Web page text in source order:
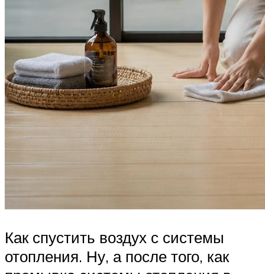
Как спустить воздух с системы
отопления. Ну, а после того, как